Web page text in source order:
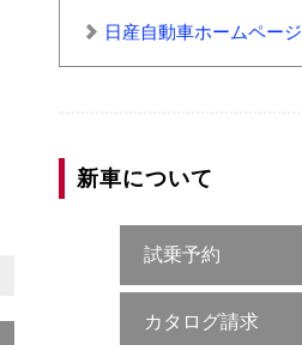
日産自動車ホームページ
新車について
試乗予約
カタログ請求